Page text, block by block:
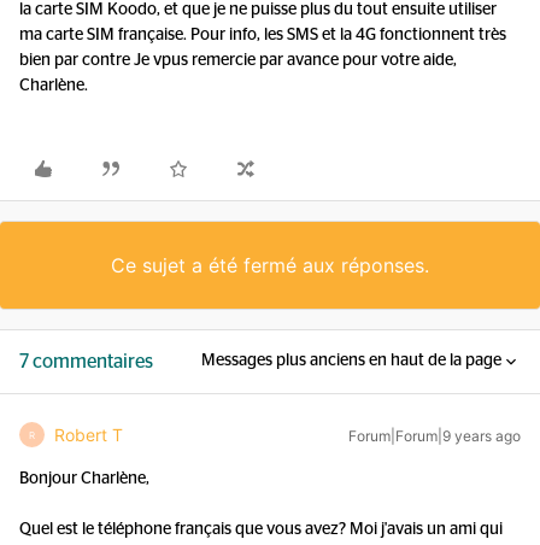
la carte SIM Koodo, et que je ne puisse plus du tout ensuite utiliser
ma carte SIM française. Pour info, les SMS et la 4G fonctionnent très
bien par contre Je vpus remercie par avance pour votre aide,
Charlène.
Ce sujet a été fermé aux réponses.
7 commentaires Messages plus anciens en haut de la page
R Robert T Forum|Forum|9 years ago
Bonjour Charlène,
Quel est le téléphone français que vous avez? Moi j'avais un ami qui